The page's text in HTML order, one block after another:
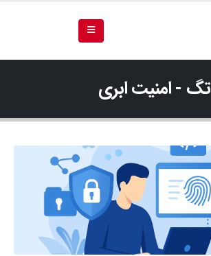
تگ - امنیت ابری